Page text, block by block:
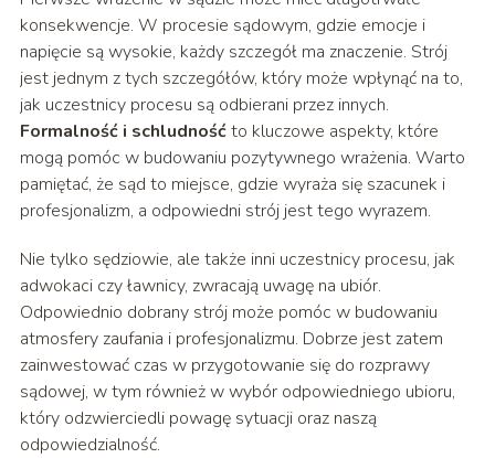
konsekwencje. W procesie sądowym, gdzie emocje i
napięcie są wysokie, każdy szczegół ma znaczenie. Strój
jest jednym z tych szczegółów, który może wpłynąć na to,
jak uczestnicy procesu są odbierani przez innych.
Formalność i schludnośćto kluczowe aspekty, które
mogą pomóc w budowaniu pozytywnego wrażenia. Warto
pamiętać, że sąd to miejsce, gdzie wyraża się szacunek i
profesjonalizm, a odpowiedni strój jest tego wyrazem.
Nie tylko sędziowie, ale także inni uczestnicy procesu, jak
adwokaci czy ławnicy, zwracają uwagę na ubiór.
Odpowiednio dobrany strój może pomóc w budowaniu
atmosfery zaufania i profesjonalizmu. Dobrze jest zatem
zainwestować czas w przygotowanie się do rozprawy
sądowej, w tym również w wybór odpowiedniego ubioru,
który odzwierciedli powagę sytuacji oraz naszą
odpowiedzialność.